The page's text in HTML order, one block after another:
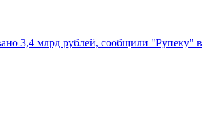
3,4 млрд рублей, сообщили "Рупеку" в